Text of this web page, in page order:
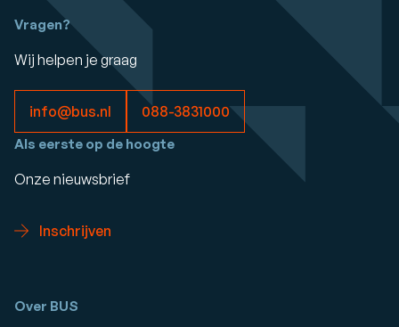
Vragen?
Wij helpen je graag
info@bus.nl 088-3831000
Als eerste op de hoogte
Onze nieuwsbrief
Inschrijven
Over BUS